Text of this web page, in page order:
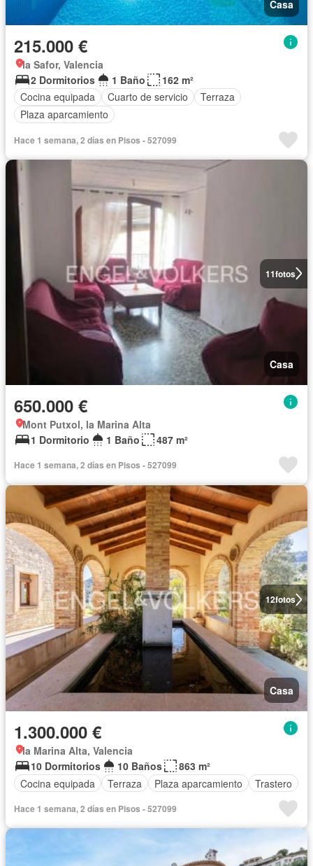
Casa
215.000 €
la Safor, Valencia
2 Dormitorios
1 Baño
162 m²
Cocina equipada
Cuarto de servicio
Terraza
Plaza aparcamiento
Hace 1 semana, 2 días en Pisos - 527099
11fotos
Casa
650.000 €
Mont Putxol, la Marina Alta
1 Dormitorio
1 Baño 487 m²
Hace 1 semana, 2 días en Pisos - 527099
12fotos
Casa
1.300.000 €
la Marina Alta, Valencia
10 Dormitorios
10 Baños
863 m²
Cocina equipada
Terraza Plaza aparcamiento Trastero
Hace 1 semana, 2 días en Pisos - 527099